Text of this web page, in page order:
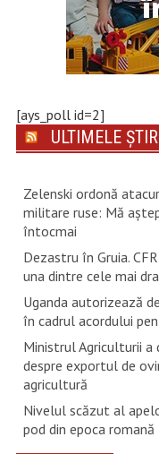
[ays_poll id=2]
ULTIMELE
Zelenski ordonă
militare ruse: Mă
întocmai
Dezastru în Gruia.
una dintre cele mai
Uganda autorizează
în cadrul acordului
Ministrul Agriculturii
despre exportul de
agricultură
Nivelul scăzut al
pod din epoca romană